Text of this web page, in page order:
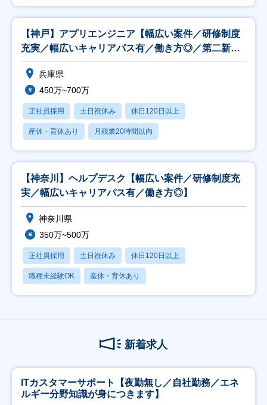
【神戸】アプリエンジニア【幅広い案件／研修制度
充実／幅広いキャリアパス有／働き方◎／第二新卒
歓迎】
兵庫県
450万~700万
正社員採用 土日祝休み 休日120日以上
産休・育休あり 月残業20時間以内
【神奈川】ヘルプデスク【幅広い案件／研修制度充
実／幅広いキャリアパス有／働き方◎】
神奈川県
350万~500万
正社員採用 土日祝休み 休日120日以上
職種未経験OK 産休・育休あり
新着求人
ITカスタマーサポート【夜勤無し／自社勤務／エネ
ルギー分野知識が身につきます】